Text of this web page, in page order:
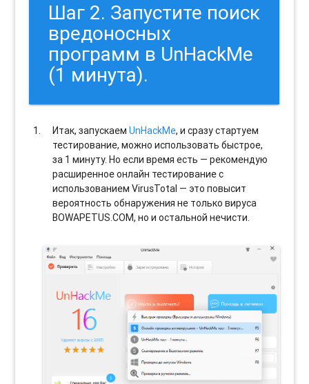
Шаг 2. Запустите поиск
вредоносных
программ в UnHackMe
(1 минута).
Итак, запускаемUnHackMe, и сразу стартуем
тестирование, можно использовать быстрое,
за 1 минуту. Но если время есть — рекомендую
расширенное онлайн тестирование с
использованием VirusTotal — это повысит
вероятность обнаружения не только вируса
BOWAPETUS.COM, но и остальной нечисти.